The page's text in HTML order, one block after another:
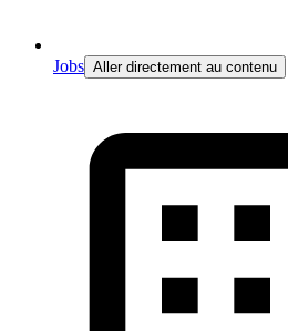
Jobs Aller directement au contenu